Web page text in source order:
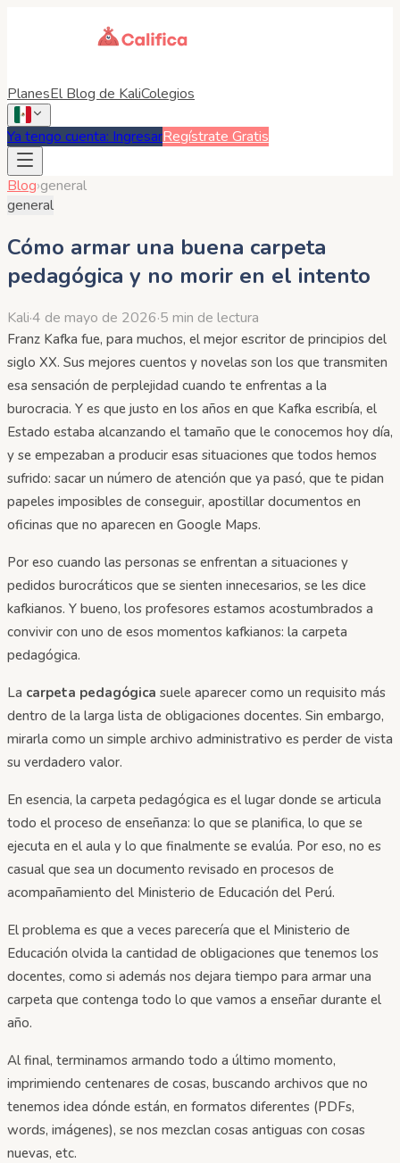
PlanesEl Blog de KaliColegios
Ya tengo cuenta: IngresarRegístrate Gratis
Blog›general
general
Cómo armar una buena carpeta
pedagógica y no morir en el intento
Kali·4 de mayo de 2026·5 min de lectura
Franz Kafka fue, para muchos, el mejor escritor de principios del
siglo XX. Sus mejores cuentos y novelas son los que transmiten
esa sensación de perplejidad cuando te enfrentas a la
burocracia. Y es que justo en los años en que Kafka escribía, el
Estado estaba alcanzando el tamaño que le conocemos hoy día,
y se empezaban a producir esas situaciones que todos hemos
sufrido: sacar un número de atención que ya pasó, que te pidan
papeles imposibles de conseguir, apostillar documentos en
oficinas que no aparecen en Google Maps.
Por eso cuando las personas se enfrentan a situaciones y
pedidos burocráticos que se sienten innecesarios, se les dice
kafkianos. Y bueno, los profesores estamos acostumbrados a
convivir con uno de esos momentos kafkianos: la carpeta
pedagógica.
La carpeta pedagógica suele aparecer como un requisito más
dentro de la larga lista de obligaciones docentes. Sin embargo,
mirarla como un simple archivo administrativo es perder de vista
su verdadero valor.
En esencia, la carpeta pedagógica es el lugar donde se articula
todo el proceso de enseñanza: lo que se planifica, lo que se
ejecuta en el aula y lo que finalmente se evalúa. Por eso, no es
casual que sea un documento revisado en procesos de
acompañamiento del Ministerio de Educación del Perú.
El problema es que a veces parecería que el Ministerio de
Educación olvida la cantidad de obligaciones que tenemos los
docentes, como si además nos dejara tiempo para armar una
carpeta que contenga todo lo que vamos a enseñar durante el
año.
Al final, terminamos armando todo a último momento,
imprimiendo centenares de cosas, buscando archivos que no
tenemos idea dónde están, en formatos diferentes (PDFs,
words, imágenes), se nos mezclan cosas antiguas con cosas
nuevas, etc.